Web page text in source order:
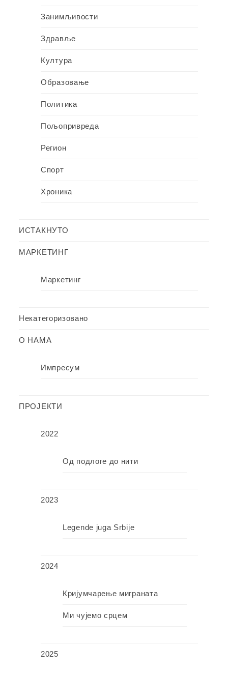
Занимљивости
Здравље
Култура
Образовање
Политика
Пољопривреда
Регион
Спорт
Хроника
ИСТАКНУТО
МАРКЕТИНГ
Маркетинг
Некатегоризовано
О НАМА
Импресум
ПРОЈЕКТИ
2022
Од подлоге до нити
2023
Legende juga Srbije
2024
Кријумчарење миграната
Ми чујемо срцем
2025